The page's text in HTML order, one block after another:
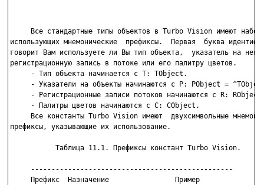
Все стандартные типы объектов в Turbo Vision имеют набор
использующих мнемонические  префиксы.  Первая  буква
говорит Вам используете ли Вы тип объекта,  указатель на
регистрационную запись в потоке или его палитру цветов.
     - Тип объекта начинается с Т: TObject.
- Указатели на объекты начинаются с Р: PObject =
- Регистрационные записи потоков начинаются с R:
     - Палитры цветов начинаются с С: CObject.
Все константы Turbo Vision имеют  двухсимвольные
префиксы, указывающие их использование.
           Таблица 11.1. Префиксы констант Turbo Vision.
     -------------------------------------------------
     Префикс  Назначение                Пример